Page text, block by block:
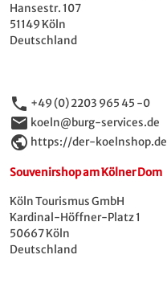
Hansestr. 107
51149 Köln
Deutschland
phone +49 (0) 2203 965 45 -0
email koeln@burg-services.de
public https://der-koelnshop.de
Souvenirshop am Kölner Dom
Köln Tourismus GmbH
Kardinal-Höffner-Platz 1
50667 Köln
Deutschland